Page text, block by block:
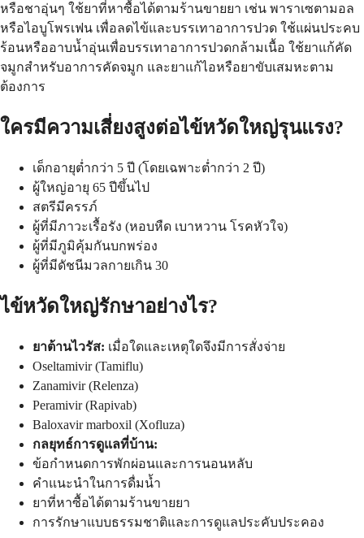
หรือชาอุ่นๆ ใช้ยาที่หาซื้อได้ตามร้านขายยา เช่น พาราเซตามอล
หรือไอบูโพรเฟน เพื่อลดไข้และบรรเทาอาการปวด ใช้แผ่นประคบ
ร้อนหรืออาบน้ำอุ่นเพื่อบรรเทาอาการปวดกล้ามเนื้อ ใช้ยาแก้คัด
จมูกสำหรับอาการคัดจมูก และยาแก้ไอหรือยาขับเสมหะตาม
ต้องการ
ใครมีความเสี่ยงสูงต่อไข้หวัดใหญ่รุนแรง?
เด็กอายุต่ำกว่า 5 ปี (โดยเฉพาะต่ำกว่า 2 ปี)
ผู้ใหญ่อายุ 65 ปีขึ้นไป
สตรีมีครรภ์
ผู้ที่มีภาวะเรื้อรัง (หอบหืด เบาหวาน โรคหัวใจ)
ผู้ที่มีภูมิคุ้มกันบกพร่อง
ผู้ที่มีดัชนีมวลกายเกิน 30
ไข้หวัดใหญ่รักษาอย่างไร?
ยาต้านไวรัส: เมื่อใดและเหตุใดจึงมีการสั่งจ่าย
Oseltamivir (Tamiflu)
Zanamivir (Relenza)
Peramivir (Rapivab)
Baloxavir marboxil (Xofluza)
กลยุทธ์การดูแลที่บ้าน:
ข้อกำหนดการพักผ่อนและการนอนหลับ
คำแนะนำในการดื่มน้ำ
ยาที่หาซื้อได้ตามร้านขายยา
การรักษาแบบธรรมชาติและการดูแลประคับประคอง